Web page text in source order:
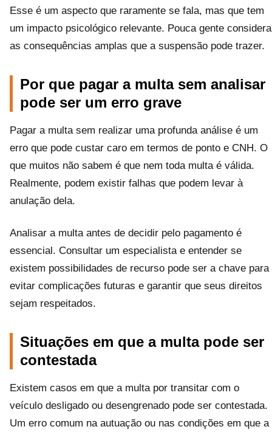
Esse é um aspecto que raramente se fala, mas que tem
um impacto psicológico relevante. Pouca gente considera
as consequências amplas que a suspensão pode trazer.
Por que pagar a multa sem analisar
pode ser um erro grave
Pagar a multa sem realizar uma profunda análise é um
erro que pode custar caro em termos de ponto e CNH. O
que muitos não sabem é que nem toda multa é válida.
Realmente, podem existir falhas que podem levar à
anulação dela.
Analisar a multa antes de decidir pelo pagamento é
essencial. Consultar um especialista e entender se
existem possibilidades de recurso pode ser a chave para
evitar complicações futuras e garantir que seus direitos
sejam respeitados.
Situações em que a multa pode ser
contestada
Existem casos em que a multa por transitar com o
veículo desligado ou desengrenado pode ser contestada.
Um erro comum na autuação ou nas condições em que a